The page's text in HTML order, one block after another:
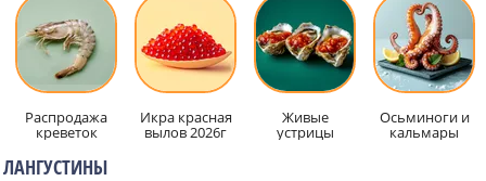
Распродажа
креветок
Икра красная
вылов 2026г
Живые
устрицы
Осьминоги и
кальмары
ЛАНГУСТИНЫ